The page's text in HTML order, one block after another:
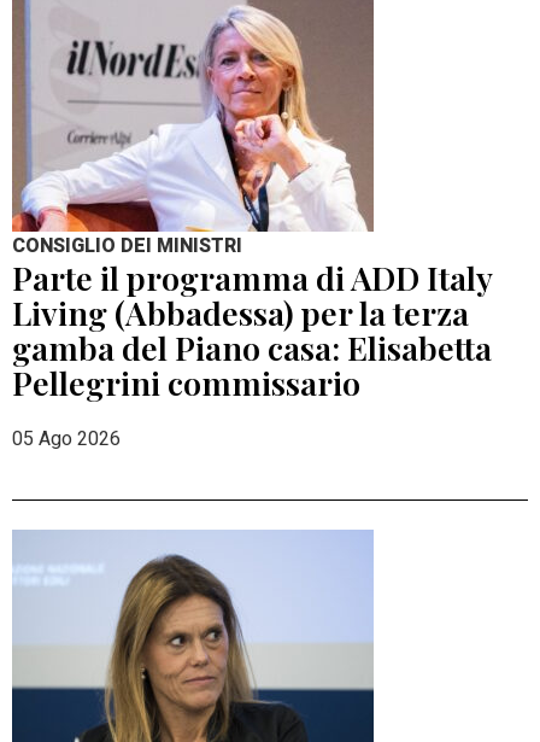
CONSIGLIO DEI MINISTRI
Parte il programma di ADD Italy
Living (Abbadessa) per la terza
gamba del Piano casa: Elisabetta
Pellegrini commissario
05 Ago 2026